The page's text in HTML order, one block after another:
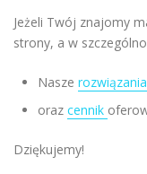
Jeżeli Twój znajomy
strony, a w
Nasze
oraz cennik
Dziękujemy!